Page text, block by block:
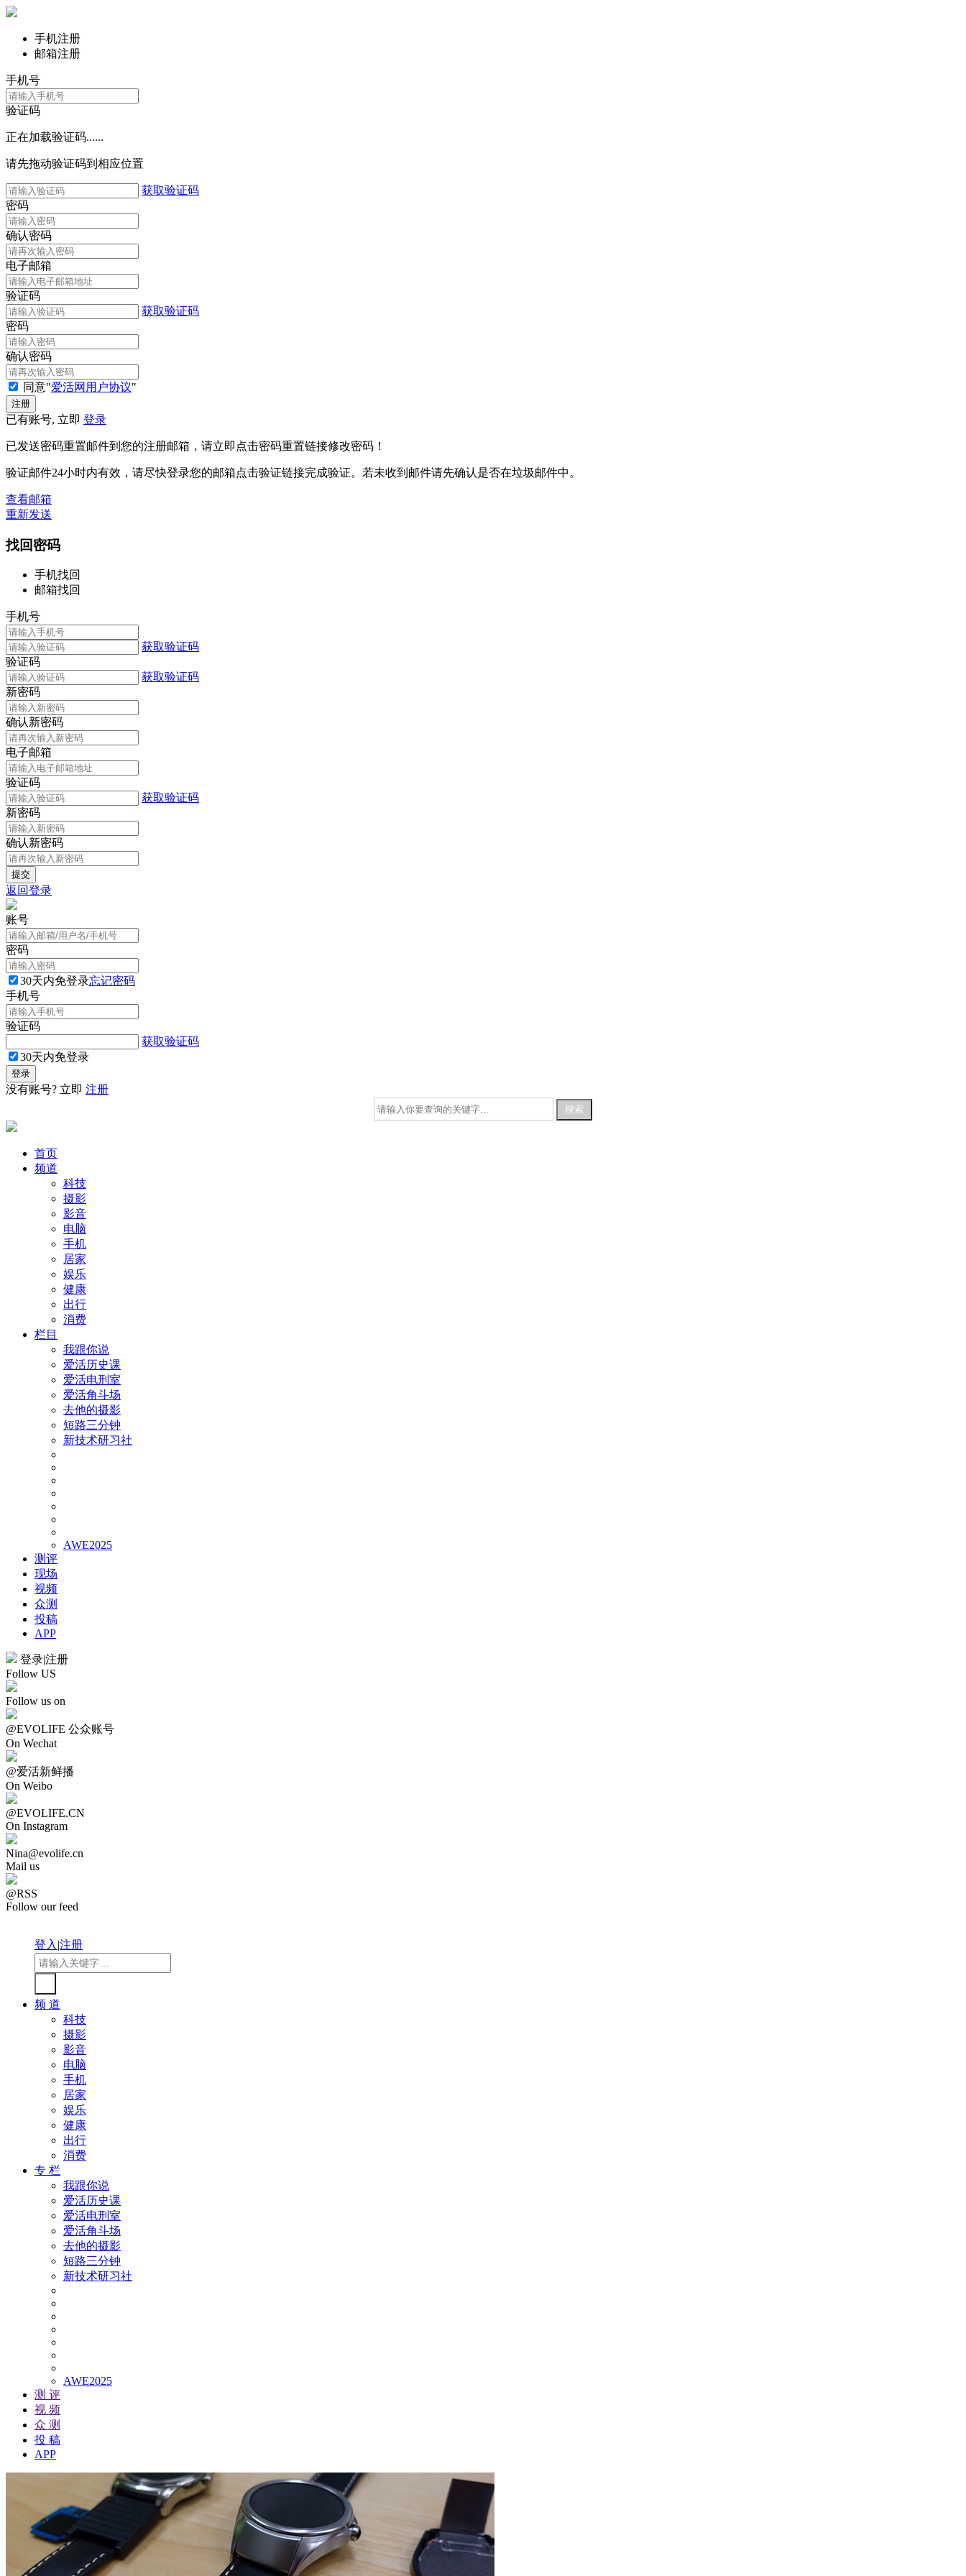
手机注册
邮箱注册
手机号
验证码
正在加载验证码......
请先拖动验证码到相应位置
获取验证码
密码
确认密码
电子邮箱
验证码
获取验证码
密码
确认密码
同意"爱活网用户协议"
已有账号, 立即 登录
已发送密码重置邮件到您的注册邮箱，请立即点击密码重置链接修改密码！
验证邮件24小时内有效，请尽快登录您的邮箱点击验证链接完成验证。若未收到邮件请先确认是否在垃圾邮件中。
查看邮箱
重新发送
找回密码
手机找回
邮箱找回
手机号
获取验证码
验证码
获取验证码
新密码
确认新密码
电子邮箱
验证码
获取验证码
新密码
确认新密码
返回登录
账号
密码
30天内免登录忘记密码
手机号
验证码
获取验证码
30天内免登录
没有账号? 立即 注册
首页
频道
科技
摄影
影音
电脑
手机
居家
娱乐
健康
出行
消费
栏目
我跟你说
爱活历史课
爱活电刑室
爱活角斗场
去他的摄影
短路三分钟
新技术研习社
AWE2025
测评
现场
视频
众测
投稿
APP
登录|注册
Follow US
Follow us on
@EVOLIFE 公众账号
On Wechat
@爱活新鲜播
On Weibo
@EVOLIFE.CN
On Instagram
Nina@evolife.cn
Mail us
@RSS
Follow our feed
登入|注册
频 道
科技
摄影
影音
电脑
手机
居家
娱乐
健康
出行
消费
专 栏
我跟你说
爱活历史课
爱活电刑室
爱活角斗场
去他的摄影
短路三分钟
新技术研习社
AWE2025
测 评
视 频
众 测
投 稿
APP